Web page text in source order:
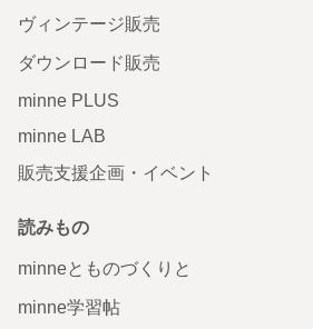
ヴィンテージ販売
ダウンロード販売
minne PLUS
minne LAB
販売支援企画・イベント
読みもの
minneとものづくりと
minne学習帖